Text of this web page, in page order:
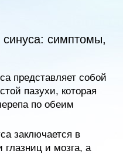
синуса: симптомы,
представляет собой
пазухи, которая
по обеим
заключается в
глазниц и мозга, а